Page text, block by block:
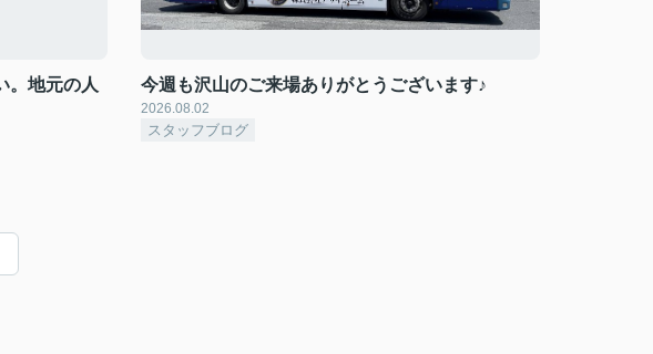
。地元の人
今週も沢山のご来場ありがとうございます♪
2026.08.02
スタッフブログ